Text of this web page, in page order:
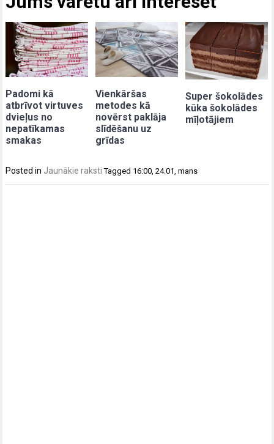
Padomi kā
atbrīvot virtuves
dvieļus no
nepatīkamas
smakas
Vienkāršas
metodes kā
novērst paklāja
slīdēšanu uz
grīdas
Super šokolādes
kūka šokolādes
mīļotājiem
Posted in Jaunākie raksti Tagged 16:00,24.01,mans